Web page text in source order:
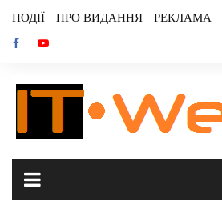
content
ПОДІЇ ПРО ВИДАННЯ РЕКЛАМА